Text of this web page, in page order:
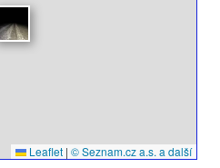
Leaflet | © Seznam.cz a.s. a další